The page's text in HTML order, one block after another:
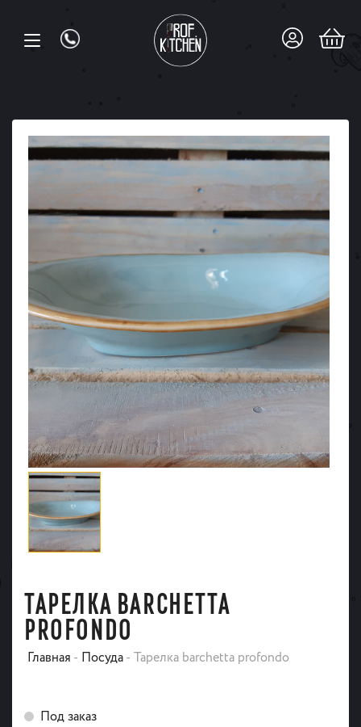
ТАРЕЛКА BARCHETTA
PROFONDO
Главная - Посуда- Тарелка barchetta profondo
Под заказ